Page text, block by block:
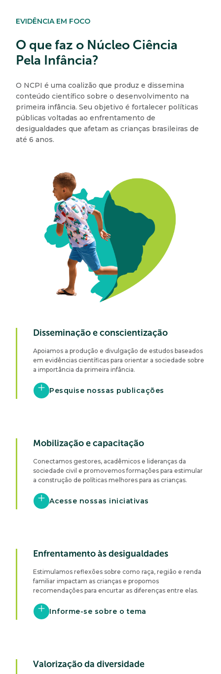
EVIDÊNCIA EM FOCO
O que faz o Núcleo Ciência
Pela Infância?
O NCPI é uma coalizão que produz e dissemina
conteúdo científico sobre o desenvolvimento na
primeira infância. Seu objetivo é fortalecer políticas
públicas voltadas ao enfrentamento de
desigualdades que afetam as crianças brasileiras de
até 6 anos.
Disseminação e conscientização
Apoiamos a produção e divulgação de estudos baseados
em evidências científicas para orientar a sociedade sobre
a importância da primeira infância.
Pesquise nossas publicações
Mobilização e capacitação
Conectamos gestores, acadêmicos e lideranças da
sociedade civil e promovemos formações para estimular
a construção de políticas melhores para as crianças.
Acesse nossas iniciativas
Enfrentamento às desigualdades
Estimulamos reflexões sobre como raça, região e renda
familiar impactam as crianças e propomos
recomendações para encurtar as diferenças entre elas.
Informe-se sobre o tema
Valorização da diversidade